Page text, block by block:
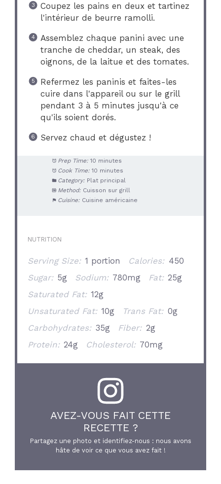
Coupez les pains en deux et tartinez
l'intérieur de beurre ramolli.
Assemblez chaque panini avec une
tranche de cheddar, un steak, des
oignons, de la laitue et des tomates.
Refermez les paninis et faites-les
cuire dans l'appareil ou sur le grill
pendant 3 à 5 minutes jusqu'à ce
qu'ils soient dorés.
Servez chaud et dégustez !
Prep Time: 10 minutes
Cook Time: 10 minutes
Category: Plat principal
Method: Cuisson sur grill
Cuisine: Cuisine américaine
NUTRITION
Serving Size: 1 portion Calories: 450
Sugar: 5g Sodium: 780mg Fat: 25g
Saturated Fat: 12g
Unsaturated Fat: 10g Trans Fat: 0g
Carbohydrates: 35g Fiber: 2g
Protein: 24g Cholesterol: 70mg
AVEZ-VOUS FAIT CETTE
RECETTE ?
Partagez une photo et identifiez-nous : nous avons
hâte de voir ce que vous avez fait !